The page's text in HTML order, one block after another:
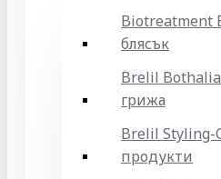
Biotreatment
блясък
Brelil
грижа
Brelil
продукти